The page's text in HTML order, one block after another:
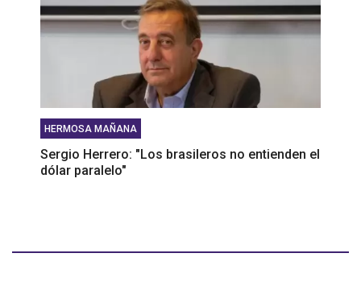
HERMOSA MAÑANA
Sergio Herrero: "Los brasileros no entienden el
dólar paralelo"